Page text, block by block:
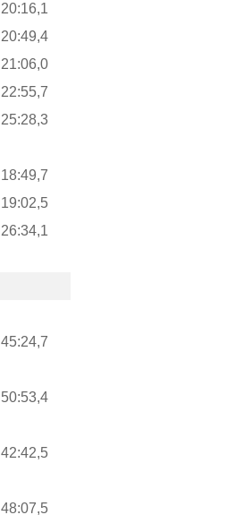
20:16,1
20:49,4
21:06,0
22:55,7
25:28,3
18:49,7
19:02,5
26:34,1
45:24,7
50:53,4
42:42,5
48:07,5